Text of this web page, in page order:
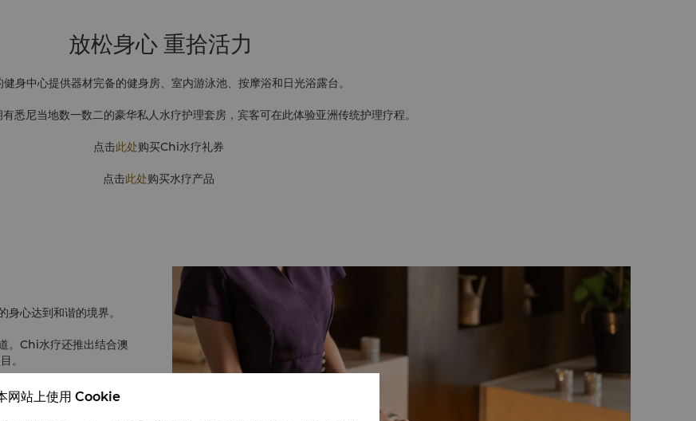
放松身心 重拾活力
健身中心提供器材完备的健身房、室内游泳池、按摩浴和日光浴露台。
悉尼当地数一数二的豪华私人水疗护理套房，宾客可在此体验亚洲传统护理疗程。
点击此处购买Chi水疗礼券
点击此处购买水疗产品
心达到和谐的境界。
。Chi水疗还推出结合澳
。
奖中被评为澳大利亚
网站上使用 Cookie